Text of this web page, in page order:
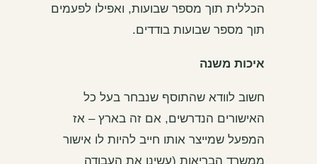
הכללית תוך מספר שבועות, ואפילו לפעמים
תוך מספר שבועות בודדים.
איכות משנה
חשוב לוודא שהתוסף שנבחר בעל כל
האישורים הנדרשים, אם זה בארץ – אז
המפעל שמייצר אותו חייב להיות לו אישור
ממשרד הבריאות (עשינו את העבודה